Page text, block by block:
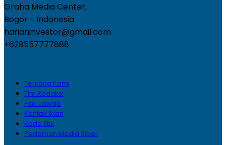
Graha Media Center,
Bogor - Indonesia
harianinvestor@gmail.com
+628557777888
Tentang Kami
Tim Redaksi
Hak Jawab
Kontak Iklan
Kode Etik
Pedoman Media Siber